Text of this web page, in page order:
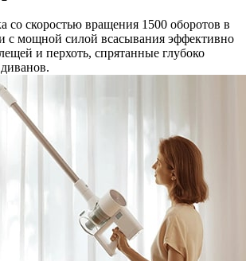
со скоростью вращения 1500 оборотов в
с мощной силой всасывания эффективно
и перхоть, спрятанные глубоко